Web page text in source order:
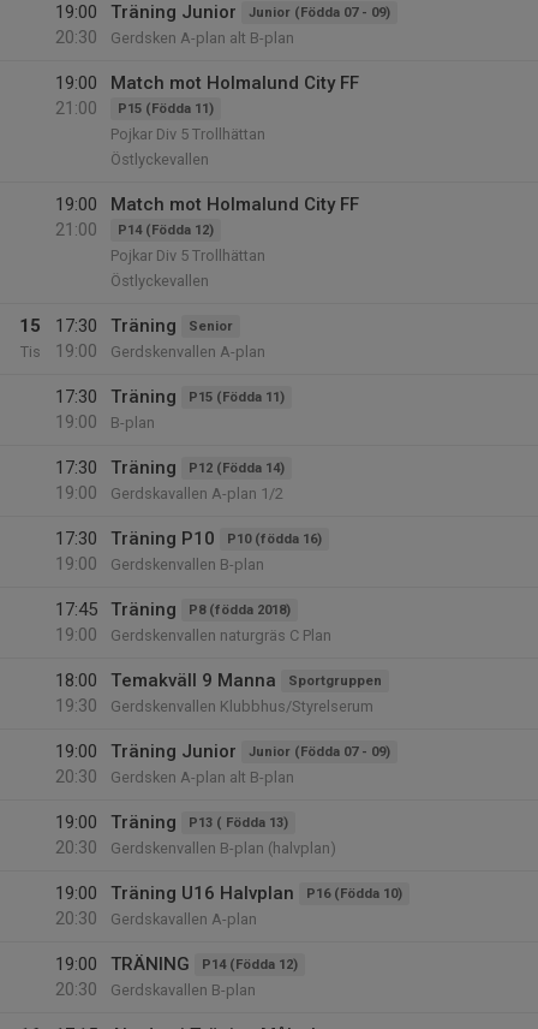
19:00
20:30
Träning Junior Junior (Födda 07 - 09)
Gerdsken A-plan alt B-plan
19:00
21:00
Match mot Holmalund City FF
P15 (Födda 11)
Pojkar Div 5 Trollhättan
Östlyckevallen
19:00
21:00
Match mot Holmalund City FF
P14 (Födda 12)
Pojkar Div 5 Trollhättan
Östlyckevallen
15
Tis
17:30
19:00
Träning Senior
Gerdskenvallen A-plan
17:30
19:00
Träning P15 (Födda 11)
B-plan
17:30
19:00
Träning P12 (Födda 14)
Gerdskavallen A-plan 1/2
17:30
19:00
Träning P10 P10 (födda 16)
Gerdskenvallen B-plan
17:45
19:00
Träning P8 (födda 2018)
Gerdskenvallen naturgräs C Plan
18:00
19:30
Temakväll 9 Manna Sportgruppen
Gerdskenvallen Klubbhus/Styrelserum
19:00
20:30
Träning Junior Junior (Födda 07 - 09)
Gerdsken A-plan alt B-plan
19:00
20:30
Träning P13 ( Födda 13)
Gerdskenvallen B-plan (halvplan)
19:00
20:30
Träning U16 Halvplan P16 (Födda 10)
Gerdskavallen A-plan
19:00
20:30
TRÄNING P14 (Födda 12)
Gerdskavallen B-plan